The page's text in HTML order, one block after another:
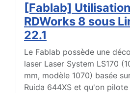
[Fablab]
RDWorks 8 sous
22.1
Le Fablab possède une
laser Laser System LS170
mm, modèle 1070) basée
Ruida 644XS et qu'on